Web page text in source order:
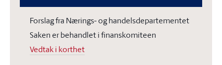
Forslag fra Nærings- og handelsdepartementet
Saken er behandlet i finanskomiteen
Vedtak i korthet